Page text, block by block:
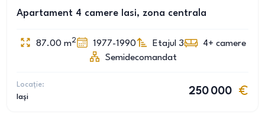
Apartament 4 camere Iasi, zona centrala
87.00 m2 1977-1990 Etajul 3 4+ camere
Semidecomandat
Locație:
Iași
250 000